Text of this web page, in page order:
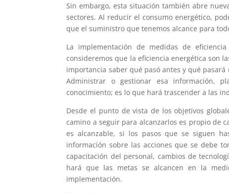
Sin embargo, esta situación también abre
sectores. Al reducir el consumo energético,
que el suministro que tenemos alcance para
La implementación de medidas de
consideremos que la eficiencia energética son
importancia saber qué pasó antes y qué
Administrar o gestionar esa información,
conocimiento; es lo que hará trascender a las
Desde el punto de vista de los objetivos
camino a seguir para alcanzarlos es propio de
es alcanzable, si los pasos que se siguen
información sobre las acciones que se debe
capacitación del personal, cambios de
hará que las metas se alcancen en la
implementación.